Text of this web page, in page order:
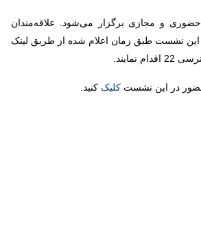
و مجازی برگزار می‌شود. علاقه‌مندان
این نشست‌ طبق زمان اعلام شده از طریق لینک
نمایند.
در این نشست کلیککنید.